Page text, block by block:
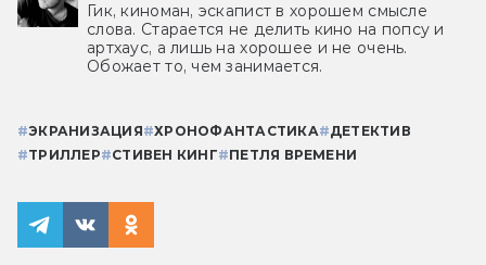
Гик, киноман, эскапист в хорошем смысле
слова. Старается не делить кино на попсу и
артхаус, а лишь на хорошее и не очень.
Обожает то, чем занимается.
#ЭКРАНИЗАЦИЯ#ХРОНОФАНТАСТИКА#ДЕТЕКТИВ
#ТРИЛЛЕР#СТИВЕН КИНГ#ПЕТЛЯ ВРЕМЕНИ